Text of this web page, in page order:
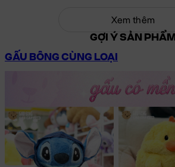
Xem thêm
GỢI Ý SẢN PHẨM
GẤU BÔNG CÙNG LOẠI